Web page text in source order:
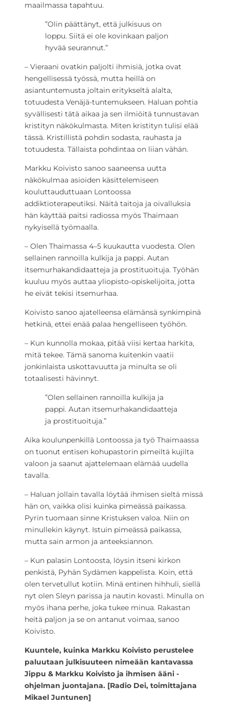
maailmassa tapahtuu.
”Olin päättänyt, että julkisuus on
loppu. Siitä ei ole kovinkaan paljon
hyvää seurannut.”
– Vieraani ovatkin paljolti ihmisiä, jotka ovat
hengellisessä työssä, mutta heillä on
asiantuntemusta joltain eritykseltä alalta,
totuudesta Venäjä-tuntemukseen. Haluan pohtia
syvällisesti tätä aikaa ja sen ilmiöitä tunnustavan
kristityn näkökulmasta. Miten kristityn tulisi elää
tässä. Kristillistä pohdin sodasta, rauhasta ja
totuudesta. Tällaista pohdintaa on liian vähän.
Markku Koivisto sanoo saaneensa uutta
näkökulmaa asioiden käsittelemiseen
kouluttauduttuaan Lontoossa
addiktioterapeutiksi. Näitä taitoja ja oivalluksia
hän käyttää paitsi radiossa myös Thaimaan
nykyisellä työmaalla.
– Olen Thaimassa 4–5 kuukautta vuodesta. Olen
sellainen rannoilla kulkija ja pappi. Autan
itsemurhakandidaatteja ja prostituoituja. Työhän
kuuluu myös auttaa yliopisto-opiskelijoita, jotta
he eivät tekisi itsemurhaa.
Koivisto sanoo ajatelleensa elämänsä synkimpinä
hetkinä, ettei enää palaa hengelliseen työhön.
– Kun kunnolla mokaa, pitää viisi kertaa harkita,
mitä tekee. Tämä sanoma kuitenkin vaatii
jonkinlaista uskottavuutta ja minulta se oli
totaalisesti hävinnyt.
”Olen sellainen rannoilla kulkija ja
pappi. Autan itsemurhakandidaatteja
ja prostituoituja.”
Aika koulunpenkillä Lontoossa ja työ Thaimaassa
on tuonut entisen kohupastorin pimeiltä kujilta
valoon ja saanut ajattelemaan elämää uudella
tavalla.
– Haluan jollain tavalla löytää ihmisen sieltä missä
hän on, vaikka olisi kuinka pimeässä paikassa.
Pyrin tuomaan sinne Kristuksen valoa. Niin on
minullekin käynyt. Istuin pimeässä paikassa,
mutta sain armon ja anteeksiannon.
– Kun palasin Lontoosta, löysin itseni kirkon
penkistä, Pyhän Sydämen kappelista. Koin, että
olen tervetullut kotiin. Minä entinen hihhuli, siellä
nyt olen Sleyn parissa ja nautin kovasti. Minulla on
myös ihana perhe, joka tukee minua. Rakastan
heitä paljon ja se on antanut voimaa, sanoo
Koivisto.
Kuuntele, kuinka Markku Koivisto perustelee
paluutaan julkisuuteen nimeään kantavassa
Jippu & Markku Koivisto ja ihmisen ääni -
ohjelman juontajana. [Radio Dei, toimittajana
Mikael Juntunen]